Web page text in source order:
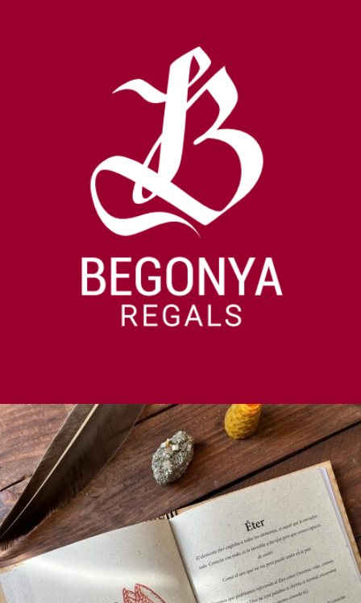
Branding Regals Begonya
Identitat i relat
Metamorfosis. Quadern de escritura
terapéutica.
Disseny i matéria / Identitat i relat